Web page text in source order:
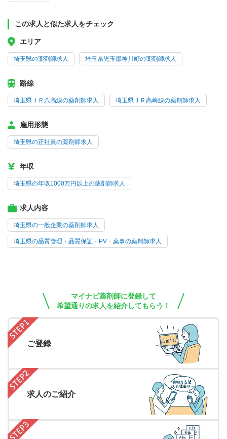
この求人と似た求人をチェック
エリア
埼玉県の薬剤師求人 埼玉県児玉郡神川町の薬剤師求人
路線
埼玉県ＪＲ八高線の薬剤師求人 埼玉県ＪＲ高崎線の薬剤師求人
雇用形態
埼玉県の正社員の薬剤師求人
年収
埼玉県の年収1000万円以上の薬剤師求人
求人内容
埼玉県の一般企業の薬剤師求人
埼玉県の品質管理・品質保証・PV・薬事の薬剤師求人
マイナビ薬剤師に登録して
希望通りの求人を紹介してもらう！
ご登録
求人のご紹介